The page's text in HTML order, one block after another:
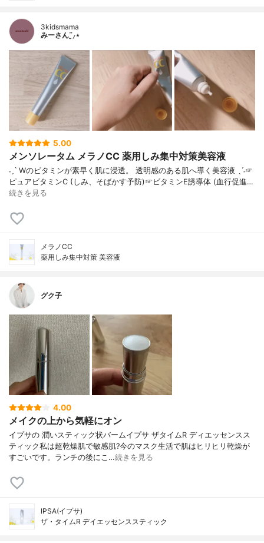
3kidsmama
みーさん¨̮⸝⋆
5.00
メンソレータム メラノCC 薬用しみ集中対策美容液
˗ˏˋ Wのビタミンが素早く肌に浸透。 透明感のある肌へ導く美容液 ˎˊ˗☞
ピュアビタミンC (しみ、そばかす予防)☞ビタミンE誘導体 (血行促進…
続きを見る
メラノCC
薬用しみ集中対策 美容液
グク子
4.00
メイクの上から気軽にオン
イプサの 潤いスティック状バームイプサ ザタイムR ディエッセンスス
ティック私は超乾燥肌で敏感肌?今のマスク生活で肌はヒリヒリ乾燥が
すごいです。ランチの後にこ…続きを見る
IPSA(イプサ)
ザ・タイムR デイエッセンススティック